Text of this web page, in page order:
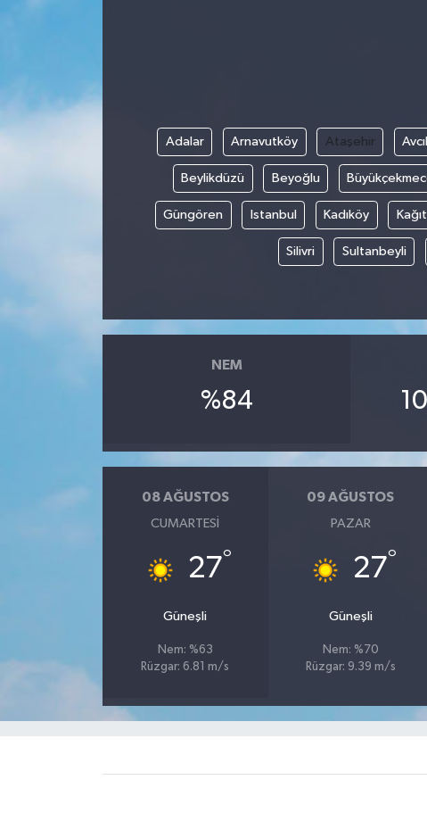
Adalar Arnavutköy Ataşehir
Beylikdüzü Beyoğlu
Güngören Istanbul Kadıköy
Silivri Sultanbeyli
NEM
%84
08 AĞUSTOS
CUMARTESI
27°
Güneşli
Nem: %63
Rüzgar: 6.81 m/s
09 AĞUSTOS
PAZAR
27°
Güneşli
Nem: %70
Rüzgar: 9.39 m/s
Teknoloji
Künye